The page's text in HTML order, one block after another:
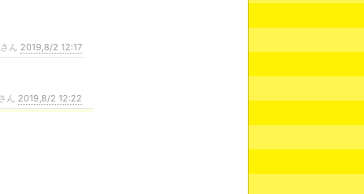
ん 2019,8/2 12:17
ん 2019,8/2 12:22